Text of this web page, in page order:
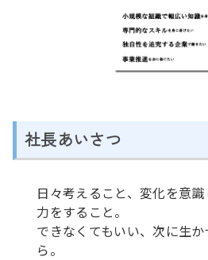
社長あいさつ
日々考えること、変化を意
力をすること。
できなくてもいい、次に生
ら。